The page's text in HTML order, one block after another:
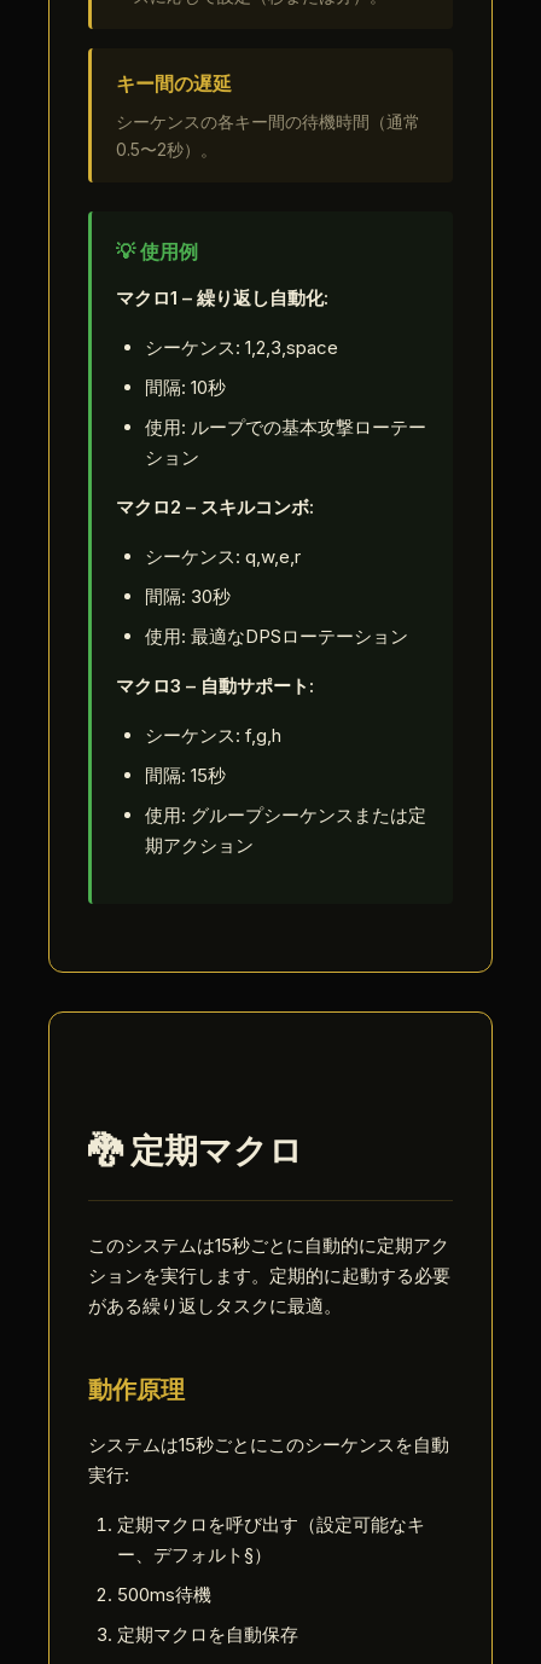
キー間の遅延
シーケンスの各キー間の待機時間（通常
0.5〜2秒）。
💡 使用例
マクロ1 – 繰り返し自動化:
シーケンス: 1,2,3,space
間隔: 10秒
使用: ループでの基本攻撃ローテー
ション
マクロ2 – スキルコンボ:
シーケンス: q,w,e,r
間隔: 30秒
使用: 最適なDPSローテーション
マクロ3 – 自動サポート:
シーケンス: f,g,h
間隔: 15秒
使用: グループシーケンスまたは定
期アクション
🐉 定期マクロ
このシステムは15秒ごとに自動的に定期アク
ションを実行します。定期的に起動する必要
がある繰り返しタスクに最適。
動作原理
システムは15秒ごとにこのシーケンスを自動
実行:
定期マクロを呼び出す（設定可能なキ
ー、デフォルト§）
500ms待機
定期マクロを自動保存